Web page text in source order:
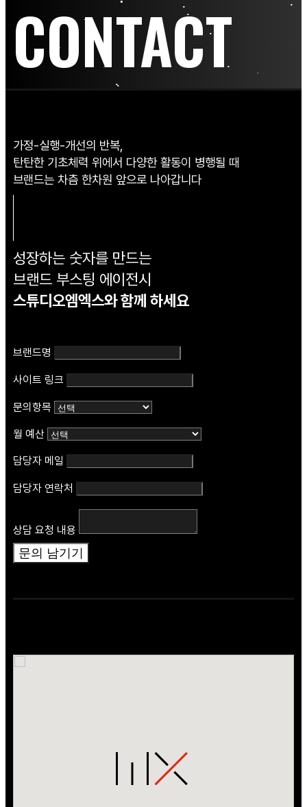
CONTACT
가정-실행-개선의 반복,
탄탄한 기초체력 위에서 다양한 활동이 병행될 때
브랜드는 차츰 한차원 앞으로 나아갑니다
성장하는 숫자를 만드는
브랜드 부스팅 에이전시
스튜디오엠엑스와 함께 하세요
브랜드명
사이트 링크
문의항목
월 예산
담당자 메일
담당자 연락처
연
락
처
링
상담 요청 내용
문의 남기기